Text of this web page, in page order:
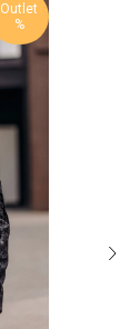
Outlet
%